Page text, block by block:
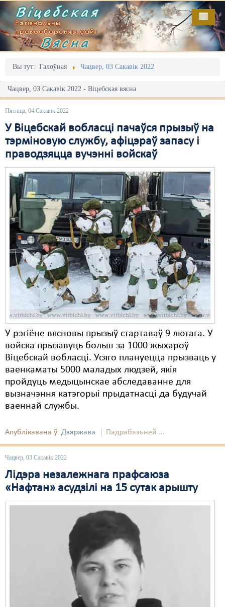
Віцебская
Рэгіянальны
праваабарончы сайт
Вясна
Вы тут: Галоўная Чацвер, 03 Сакавік 2022
Чацвер, 03 Сакавік 2022 - Віцебская вясна
Пятніца, 04 Сакавік 2022
У Віцебскай вобласці пачаўся прызыў на
тэрміновую службу, афіцэраў запасу і
праводзяцца вучэнні войскаў
У рэгіёне вясновы прызыў стартаваў 9 лютага. У
войска прызавуць больш за 1000 жыхароў
Віцебскай вобласці. Усяго плануецца прызваць у
ваенкаматы 5000 маладых людзей, якія
пройдуць медыцынскае абследаванне для
вызначэння катэгорыі прыдатнасці да будучай
ваеннай службы.
Апублікавана ў Дзяржава Падрабязьней ...
Чацвер, 03 Сакавік 2022
Лідэра незалежнага прафсаюза
«Нафтан» асудзілі на 15 сутак арышту
Галоўная
Адміністрацыйны перасьлед
Акцыі
Выбары
Грамадзянскія ініцыятывы
Дзяржава
Дыскрымінацыя
Затрыманьні
Карная псыхіятрыя
КПЧ ААН
Культурныя правы
ЛПП
Мігранты
Палітвязьні
Праваабаронцы
Правы дзіцяці
Пэнітэнцыярная сыстэма
Распальваньне варожасьці
Рознае
Свабода сумленьня
Сьмяротнае пакараньне
Выданьні
Відэа
Пра нас
RSS